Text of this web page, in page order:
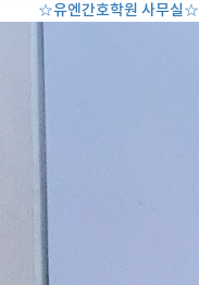
☆유엔간호학원 사무실☆